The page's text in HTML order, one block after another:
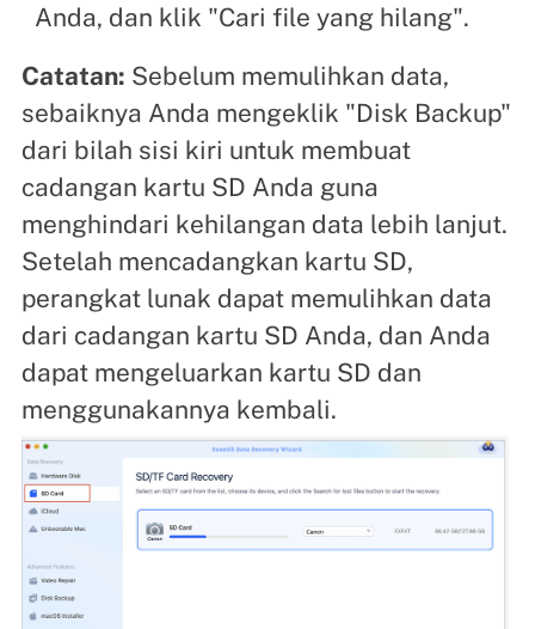
Anda, dan klik "Cari file yang hilang".
Catatan: Sebelum memulihkan data,
sebaiknya Anda mengeklik "Disk Backup"
dari bilah sisi kiri untuk membuat
cadangan kartu SD Anda guna
menghindari kehilangan data lebih lanjut.
Setelah mencadangkan kartu SD,
perangkat lunak dapat memulihkan data
dari cadangan kartu SD Anda, dan Anda
dapat mengeluarkan kartu SD dan
menggunakannya kembali.